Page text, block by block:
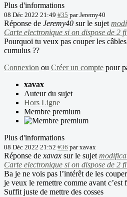
Plus d'informations
08 Déc 2022 21:49 #35 parJeremy40
Réponse de Jeremy40 sur le sujet
Carte electronique si on dispose de 2
Pourquoi tu veux pas couper les
cumulus ??
Connexion ou Créer un compte pour
xavax
Auteur du sujet
Hors Ligne
Membre premium
Plus d'informations
08 Déc 2022 21:52 #36 parxavax
Réponse de xavax sur le sujet
Carte electronique si on dispose de 2
Ba je ne vois pas l’intérêt de les
je veux le remettre comme avant c’est
Suffit juste de mettre des cosses